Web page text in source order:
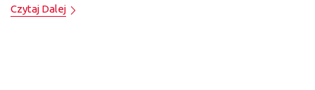
Czytaj Dalej